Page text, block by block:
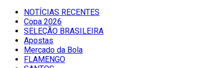
NOTÍCIAS RECENTES
Copa 2026
SELEÇÃO BRASILEIRA
Apostas
Mercado da Bola
FLAMENGO